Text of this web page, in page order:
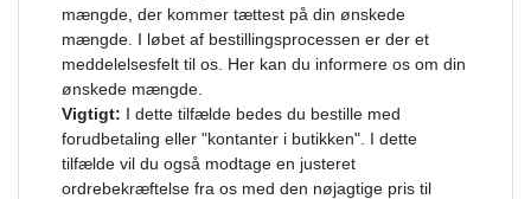
mængde, der kommer tættest på din ønskede
mængde. I løbet af bestillingsprocessen er der et
meddelelsesfelt til os. Her kan du informere os om din
ønskede mængde.
Vigtigt: I dette tilfælde bedes du bestille med
forudbetaling eller "kontanter i butikken". I dette
tilfælde vil du også modtage en justeret
ordrebekræftelse fra os med den nøjagtige pris til